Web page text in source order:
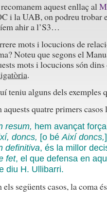
aquest enllaç al
i la UAB, on podreu trobar
ahir a l’S3…
mots i locucions de
Noteu que segons el
mots i locucions són
.
teniu alguns dels exemples
aquests quatre primers
resum, hem avançat
doncs, [o béAixí doncs,
definitiva, és la millor
fet, el que defensa en
diu H. Ullibarri.
els següents casos, la coma